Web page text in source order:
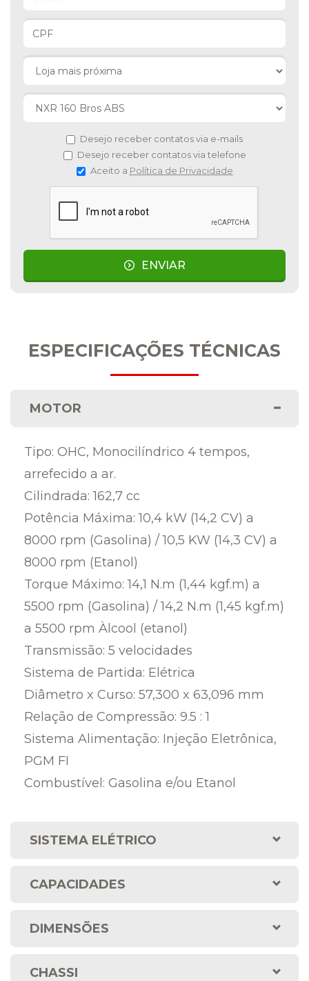
Desejo receber contatos via e-mails
Desejo receber contatos via telefone
Aceito a Política de Privacidade
ENVIAR
ESPECIFICAÇÕES TÉCNICAS
MOTOR
Tipo: OHC, Monocilíndrico 4 tempos,
arrefecido a ar.
Cilindrada: 162,7 cc
Potência Máxima: 10,4 kW (14,2 CV) a
8000 rpm (Gasolina) / 10,5 KW (14,3 CV) a
8000 rpm (Etanol)
Torque Máximo: 14,1 N.m (1,44 kgf.m) a
5500 rpm (Gasolina) / 14,2 N.m (1,45 kgf.m)
a 5500 rpm Àlcool (etanol)
Transmissão: 5 velocidades
Sistema de Partida: Elétrica
Diâmetro x Curso: 57,300 x 63,096 mm
Relação de Compressão: 9.5 : 1
Sistema Alimentação: Injeção Eletrônica,
PGM FI
Combustível: Gasolina e/ou Etanol
SISTEMA ELÉTRICO
CAPACIDADES
DIMENSÕES
CHASSI